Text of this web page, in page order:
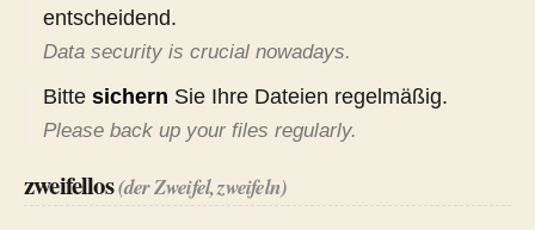
entscheidend.
Data security is crucial nowadays.
Bitte sichern Sie Ihre Dateien regelmäßig.
Please back up your files regularly.
zweifellos(der Zweifel, zweifeln)